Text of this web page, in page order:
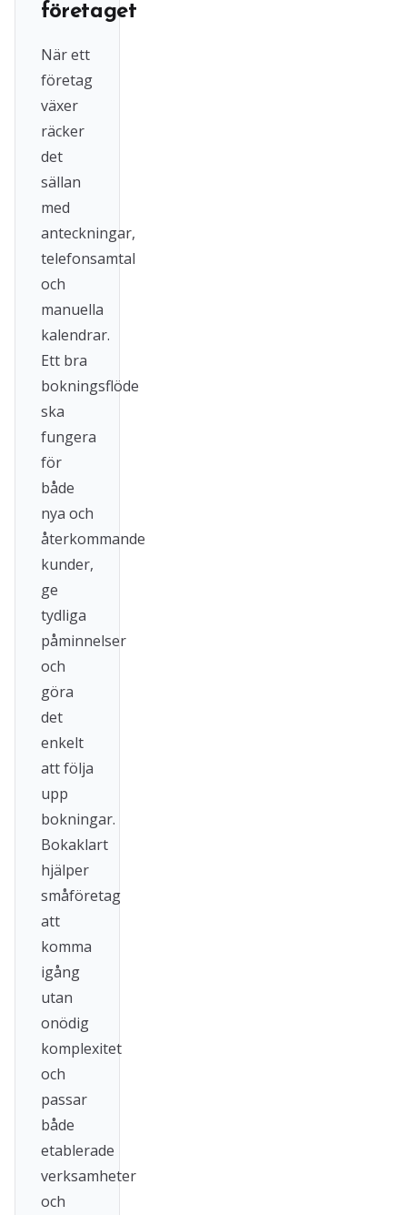
företaget
När ett
företag
växer
räcker
det
sällan
med
anteckningar,
telefonsamtal
och
manuella
kalendrar.
Ett bra
bokningsflöde
ska
fungera
för
både
nya och
återkommande
kunder,
ge
tydliga
påminnelser
och
göra
det
enkelt
att följa
upp
bokningar.
Bokaklart
hjälper
småföretag
att
komma
igång
utan
onödig
komplexitet
och
passar
både
etablerade
verksamheter
och